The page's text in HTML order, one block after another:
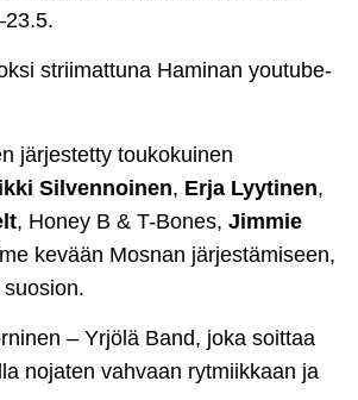
striimattuna Haminan youtube-
järjestetty toukokuinen
Silvennoinen, Erja Lyytinen,
, Honey B & T-Bones, Jimmie
kevään Mosnan järjestämiseen,
– Yrjölä Band, joka soittaa
nojaten vahvaan rytmiikkaan ja